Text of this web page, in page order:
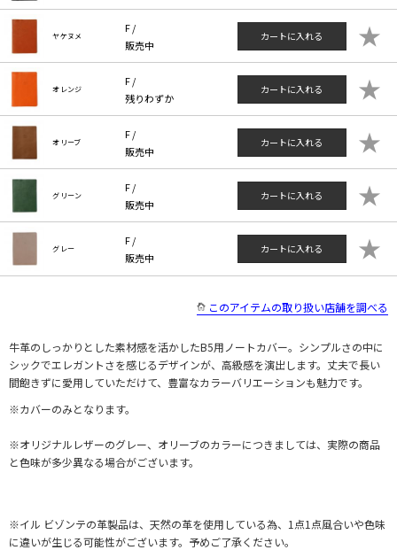
ヤケヌメ
F /
販売中
カートに入れる ★
オレンジ
F /
残りわずか
カートに入れる ★
オリーブ
F /
販売中
カートに入れる ★
グリーン
F /
販売中
カートに入れる ★
グレー
F /
販売中
カートに入れる ★
このアイテムの取り扱い店舗を調べる
牛革のしっかりとした素材感を活かしたB5用ノートカバー。シンプルさの中に
シックでエレガントさを感じるデザインが、高級感を演出します。丈夫で長い
間飽きずに愛用していただけて、豊富なカラーバリエーションも魅力です。
※カバーのみとなります。
※オリジナルレザーのグレー、オリーブのカラーにつきましては、実際の商品
と色味が多少異なる場合がございます。
※イル ビゾンテの革製品は、天然の革を使用している為、1点1点風合いや色味
に違いが生じる可能性がございます。予めご了承ください。